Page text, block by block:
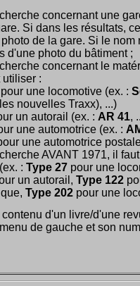
concernant une
Si dans les résultats,
de la gare. Si le nom
d'une photo du bâtiment ;
concernant le
utiliser :
pour une locomotive (ex. :
nouvelles Traxx), ...)
un autorail (ex. : AR 41,
une automotrice (ex. :
une automotrice
AVANT 1971, il
(ex. : Type 27 pour une
un autorail, Type 122
Type 202 pour une
d'un livre/d'une
de gauche et son